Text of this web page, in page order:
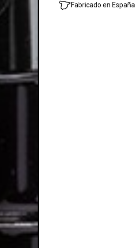
Fabricado en España